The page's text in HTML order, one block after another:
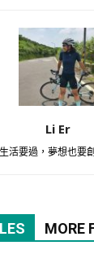
Li Er
生活要過，夢想也要
MORE